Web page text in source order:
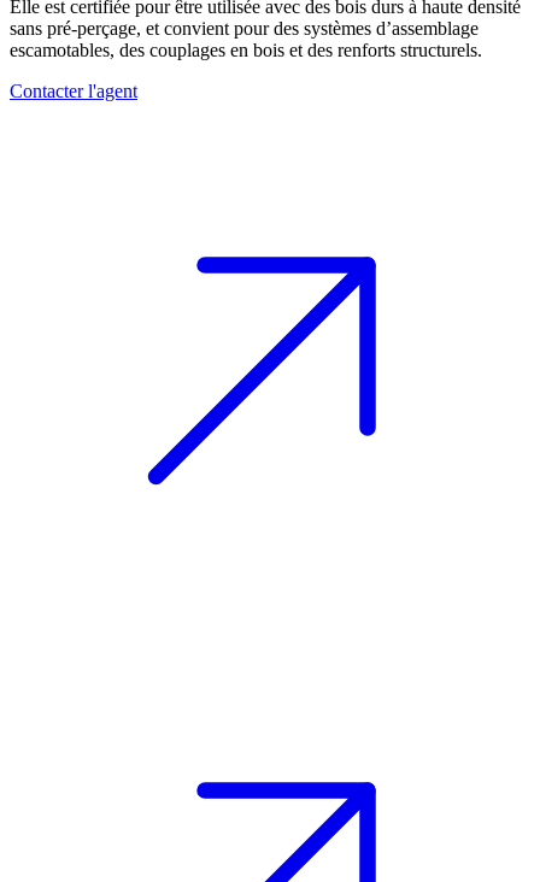
Elle est certifiée pour être utilisée avec des bois durs à haute densité
sans pré-perçage, et convient pour des systèmes d’assemblage
escamotables, des couplages en bois et des renforts structurels.
Contacter l'agent